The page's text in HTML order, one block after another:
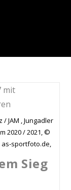
JAM , Jungadler
2020 / 2021, ©
sportfoto.de,
Sieg